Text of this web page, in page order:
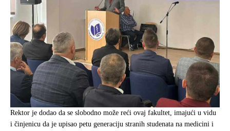
Rektor je dodao da se slobodno može reći ovaj fakultet, imajući u vidu
i činjenicu da je upisao petu generaciju stranih studenata na medicini i